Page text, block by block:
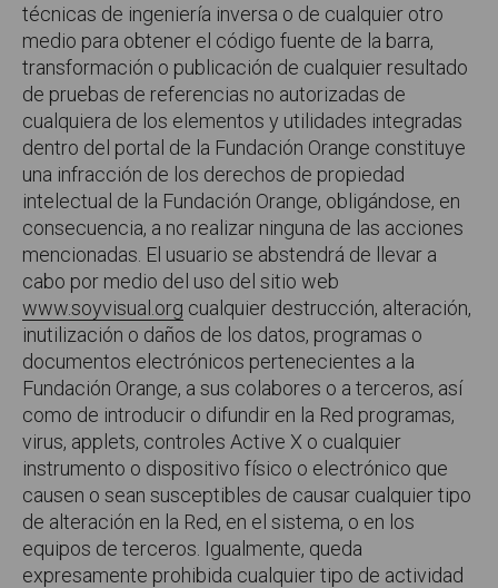
técnicas de ingeniería inversa o de cualquier otro
medio para obtener el código fuente de la barra,
transformación o publicación de cualquier resultado
de pruebas de referencias no autorizadas de
cualquiera de los elementos y utilidades integradas
dentro del portal de la Fundación Orange constituye
una infracción de los derechos de propiedad
intelectual de la Fundación Orange, obligándose, en
consecuencia, a no realizar ninguna de las acciones
mencionadas. El usuario se abstendrá de llevar a
cabo por medio del uso del sitio web
www.soyvisual.org cualquier destrucción, alteración,
inutilización o daños de los datos, programas o
documentos electrónicos pertenecientes a la
Fundación Orange, a sus colabores o a terceros, así
como de introducir o difundir en la Red programas,
virus, applets, controles Active X o cualquier
instrumento o dispositivo físico o electrónico que
causen o sean susceptibles de causar cualquier tipo
de alteración en la Red, en el sistema, o en los
equipos de terceros. Igualmente, queda
expresamente prohibida cualquier tipo de actividad